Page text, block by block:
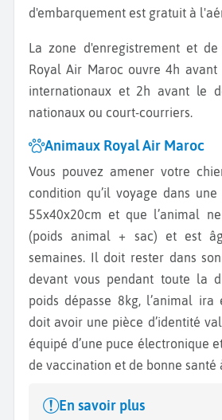
d'embarquement est gratuit à
La zone d'enregistrement et de dépôt bagage de
Royal Air Maroc ouvre 4h
internationaux et 2h avant le
nationaux ou court-courriers.
Animaux Royal Air Maroc
Vous pouvez amener votre chien ou votre chat à
condition qu’il voyage dans
55x40x20cm et que l’animal
(poids animal + sac) et est
semaines. Il doit rester dans
devant vous pendant toute la
poids dépasse 8kg, l’animal ira
doit avoir une pièce d’identité
équipé d’une puce électronique
de vaccination et de bonne santé
En savoir plus